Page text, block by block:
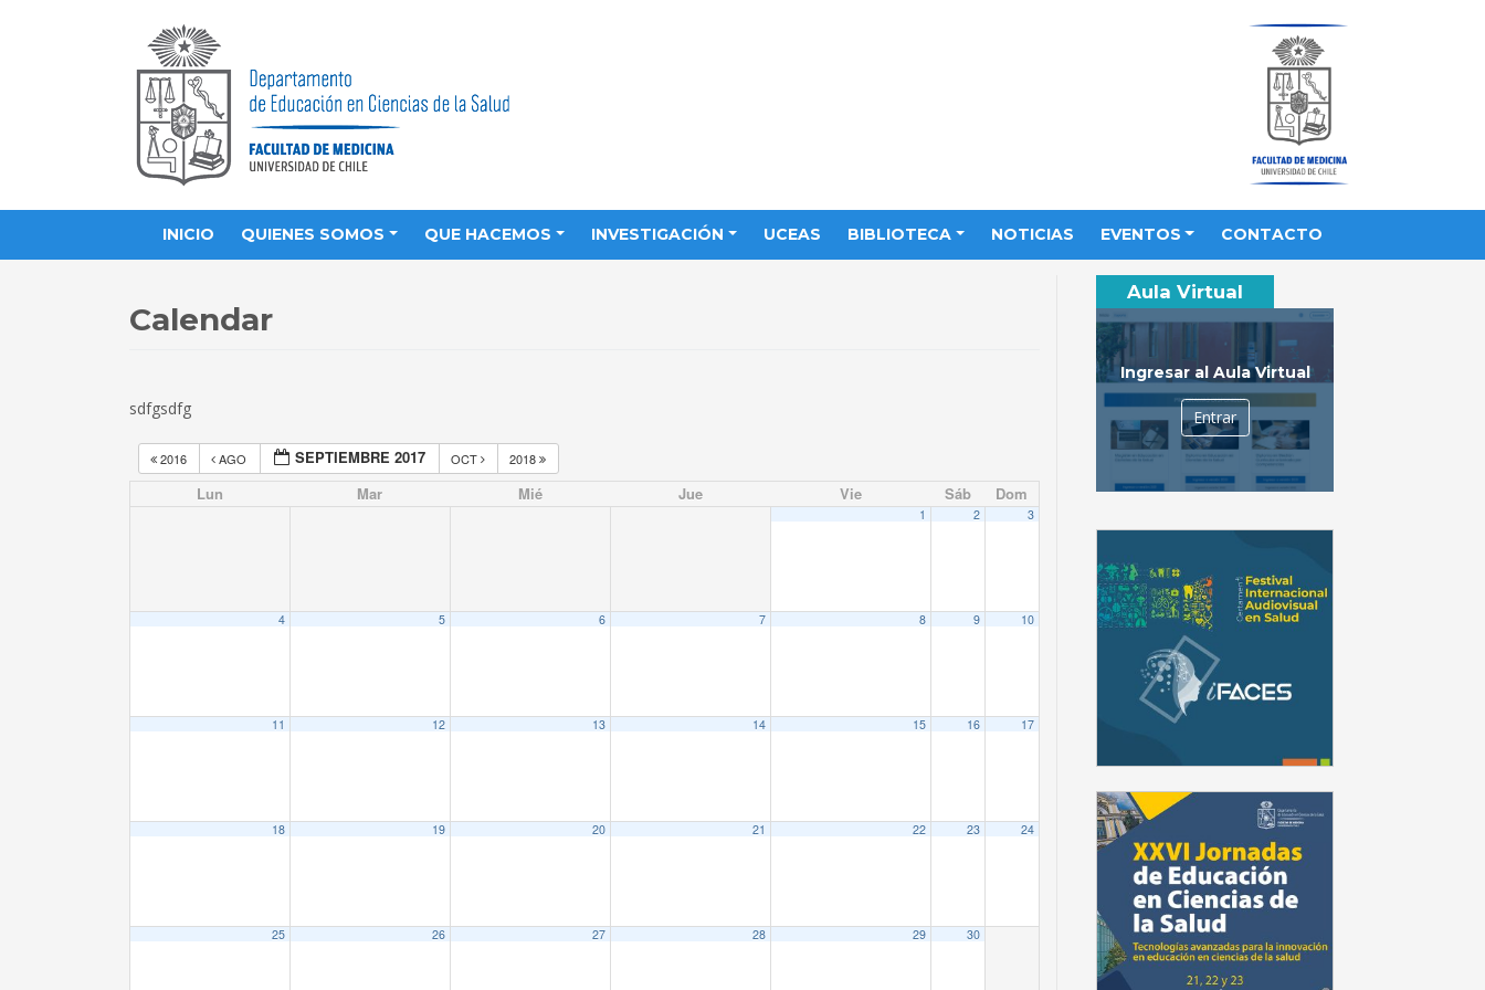
INICIO QUIENES SOMOS QUE HACEMOS INVESTIGACIÓN UCEAS BIBLIOTECA NOTICIAS EVENTOS CONTACTO
Calendar
sdfgsdfg
2016 AGO SEPTIEMBRE 2017 OCT 2018
Lun Mar Mié Jue Vie Sáb Dom
1 2 3
4 5 6 7 8 9 10
11 12 13 14 15 16 17
18 19 20 21 22 23 24
25 26 27 28 29 30
Aula Virtual
Ingresar al Aula Virtual
Entrar